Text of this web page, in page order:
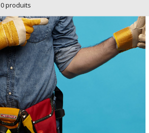
0 produits
Aucun produit n'a été trouvé...